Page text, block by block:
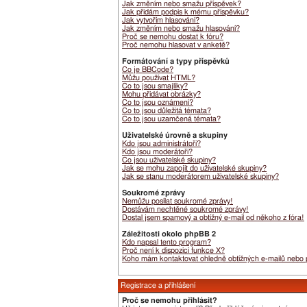
Jak změním nebo smažu příspěvek?
Jak přidám podpis k mému příspěvku?
Jak vytvořím hlasování?
Jak změním nebo smažu hlasování?
Proč se nemohu dostat k fóru?
Proč nemohu hlasovat v anketě?
Formátování a typy příspěvků
Co je BBCode?
Můžu používat HTML?
Co to jsou smajlíky?
Mohu přidávat obrázky?
Co to jsou oznámení?
Co to jsou důležitá témata?
Co to jsou uzamčená témata?
Uživatelské úrovně a skupiny
Kdo jsou administrátoři?
Kdo jsou moderátoři?
Co jsou uživatelské skupiny?
Jak se mohu zapojit do uživatelské skupiny?
Jak se stanu moderátorem uživatelské skupiny?
Soukromé zprávy
Nemůžu posílat soukromé zprávy!
Dostávám nechtěné soukromé zprávy!
Dostal jsem spamový a obtížný e-mail od někoho z fóra!
Záležitosti okolo phpBB 2
Kdo napsal tento program?
Proč není k dispozici funkce X?
Koho mám kontaktovat ohledně obtížných e-mailů nebo
Registrace a přihlášení
Proč se nemohu přihlásit?